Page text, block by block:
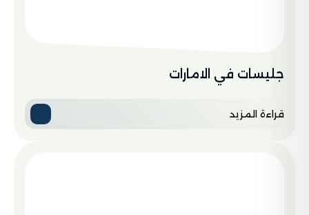
جليسات في الامارات
قراءة المزيد